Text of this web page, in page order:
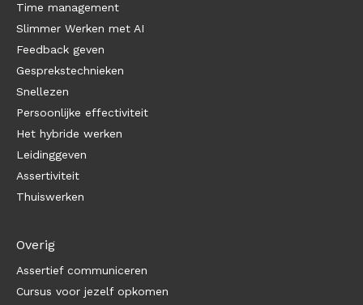
Time management
Slimmer Werken met AI
Feedback geven
Gesprekstechnieken
Snellezen
Persoonlijke effectiviteit
Het hybride werken
Leidinggeven
Assertiviteit
Thuiswerken
Overig
Assertief communiceren
Cursus voor jezelf opkomen